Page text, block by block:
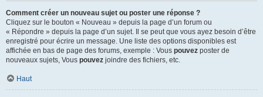
Comment créer un nouveau sujet ou poster une réponse ?
Cliquez sur le bouton « Nouveau » depuis la page d’un forum ou
« Répondre » depuis la page d’un sujet. Il se peut que vous ayez besoin d’être
enregistré pour écrire un message. Une liste des options disponibles est
affichée en bas de page des forums, exemple : Vous pouvez poster de
nouveaux sujets, Vous pouvez joindre des fichiers, etc.
Haut